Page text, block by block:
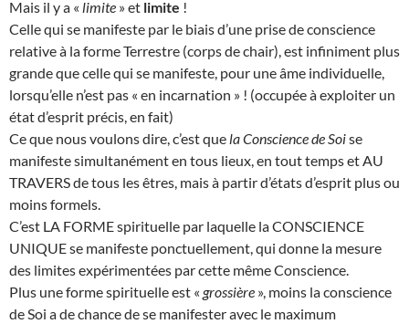
Mais il y a « limite » et limite !
Celle qui se manifeste par le biais d’une prise de conscience
relative à la forme Terrestre (corps de chair), est infiniment plus
grande que celle qui se manifeste, pour une âme individuelle,
lorsqu’elle n’est pas « en incarnation » ! (occupée à exploiter un
état d’esprit précis, en fait)
Ce que nous voulons dire, c’est que la Conscience de Soise
manifeste simultanément en tous lieux, en tout temps et AU
TRAVERS de tous les êtres, mais à partir d’états d’esprit plus ou
moins formels.
C’est LA FORME spirituelle par laquelle la CONSCIENCE
UNIQUE se manifeste ponctuellement, qui donne la mesure
des limites expérimentées par cette même Conscience.
Plus une forme spirituelle est « grossière », moins la conscience
de Soi a de chance de se manifester avec le maximum